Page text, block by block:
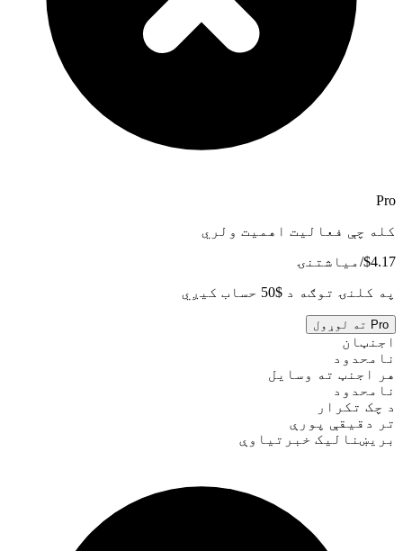
Pro
کله چې فعالیت اهمیت ولري
$4.17/میاشتنۍ
په کلنۍ توګه د $50 حساب کیږي
Pro ته لوړول
اجنټان
نامحدود
هر اجنټ ته وسایل
نامحدود
د چک تکرار
تر دقیقې پورې
بریښنالیک خبرتیاوې